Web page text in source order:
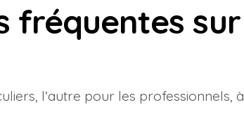
fréquentes sur
l’autre pour les professionnels, à